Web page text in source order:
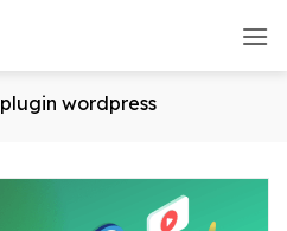
plugin wordpress